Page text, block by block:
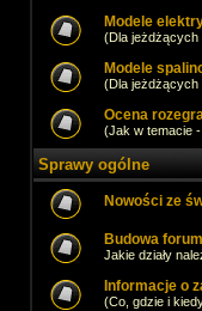
Modele
(Dla jeżdżących
Modele
(Dla jeżdżących
Ocena
(Jak w temacie -
Sprawy ogólne
Nowości ze
Budowa
Jakie działy
Informacje o
(Co, gdzie i